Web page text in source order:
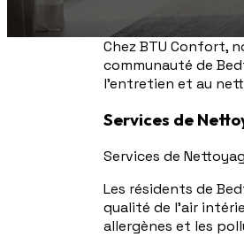
Chez BTU Confort,
communauté de
l'entretien et au
Services de
Services de
Les résidents de
qualité de l'air
allergènes et les